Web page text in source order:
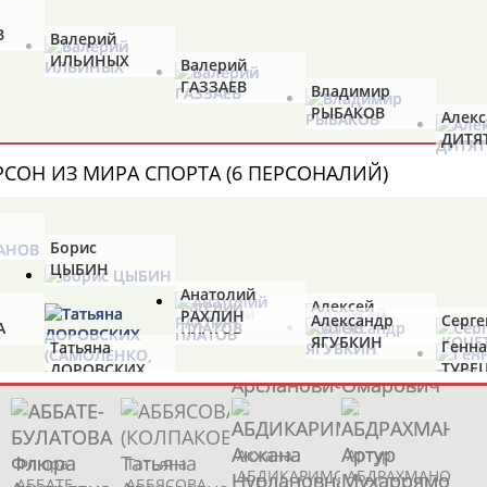
Чемпион
Результаты поиска: 13181персон
Аслаудин
АБАЕВ
АБАИМОВА
АБАКУМОВА
Дмитрий
АБАРЕНОВ
Тамилла
АБАСОВА
АБАЧАРАЕВ
Ростом
АБАШИДЗЕ
Флюра
Татьяна
Акжана
АБДИКАРИМОВА
Артур
АБДРАХМАНОВ
Валерий
ИЛЬИНЫХ
Валерий
ГАЗЗАЕВ
Владимир
РЫБАКОВ
Татьяна
ДОРОВСКИХ
(САМОЛЕНКО,
ХАМИТОВА))
Евгений
ПЛАТОВ
Алексей
КОТОВ
ИЗ МИРА СПОРТА (6 ПЕРСОНАЛИЙ)
Борис
ЦЫБИН
Анатолий
РАХЛИН
Александр
ЯГУБКИН